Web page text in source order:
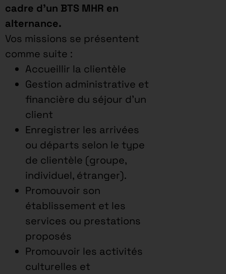
cadre d’un BTS MHR en
alternance.
Vos missions se présentent
comme suite :
Accueillir la clientèle
Gestion administrative et
financière du séjour d’un
client
Enregistrer les arrivées
ou départs selon le type
de clientèle (groupe,
individuel, étranger).
Promouvoir son
établissement et les
services ou prestations
proposés
Promouvoir les activités
culturelles et